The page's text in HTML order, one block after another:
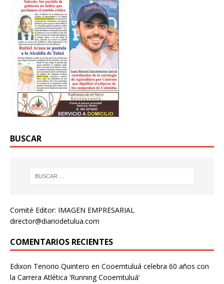
BUSCAR
Comité Editor: IMAGEN EMPRESARIAL
director@diariodetulua.com
COMENTARIOS RECIENTES
Edixon Tenorio Quintero en Cooemtuluá celebra 60 años con
la Carrera Atlética ‘Running Cooemtuluá’